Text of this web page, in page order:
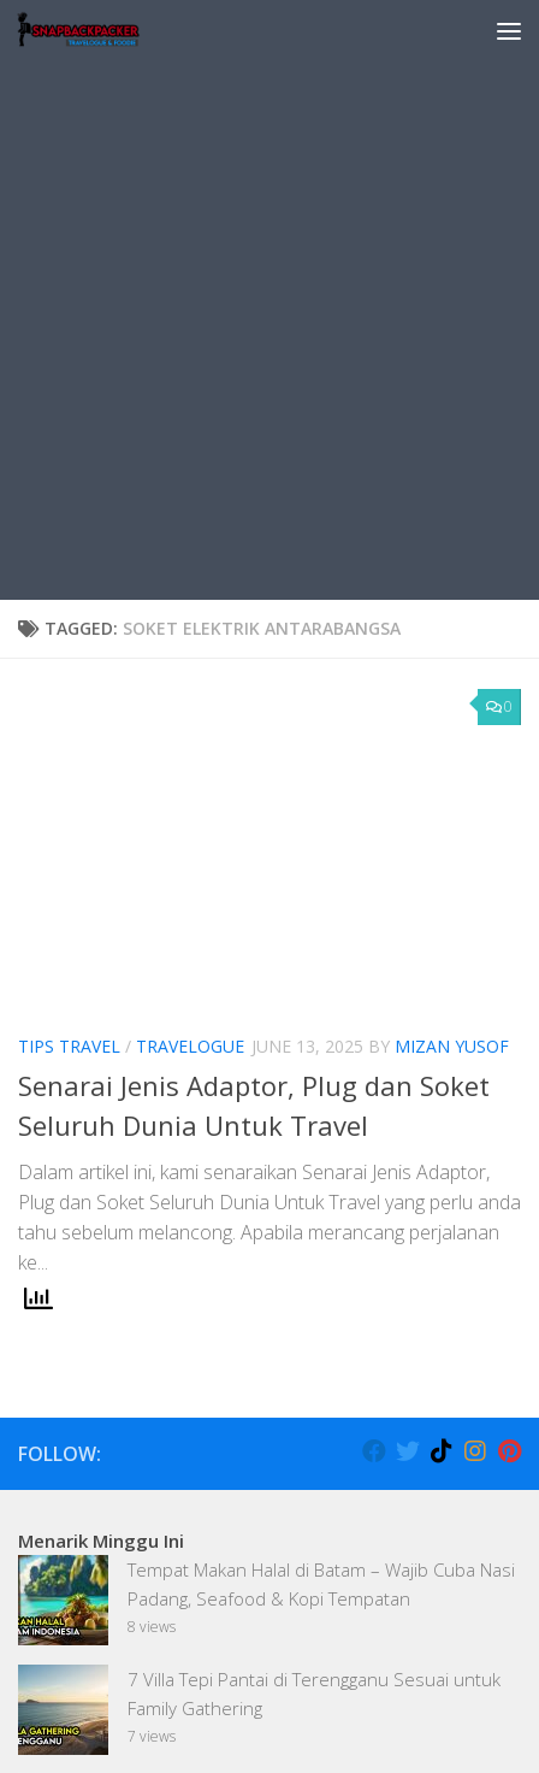
Skip to content
TAGGED: SOKET ELEKTRIK ANTARABANGSA
0
TIPS TRAVEL / TRAVELOGUE JUNE 13, 2025 BY MIZAN YUSOF
Senarai Jenis Adaptor, Plug dan Soket
Seluruh Dunia Untuk Travel
Dalam artikel ini, kami senaraikan Senarai Jenis Adaptor,
Plug dan Soket Seluruh Dunia Untuk Travel yang perlu anda
tahu sebelum melancong. Apabila merancang perjalanan
ke...
FOLLOW:
Menarik Minggu Ini
Tempat Makan Halal di Batam – Wajib Cuba Nasi
Padang, Seafood & Kopi Tempatan
8 views
7 Villa Tepi Pantai di Terengganu Sesuai untuk
Family Gathering
7 views